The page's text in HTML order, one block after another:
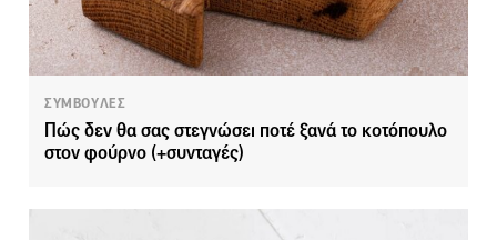
ΣΥΜΒΟΥΛΕΣ
Πώς δεν θα σας στεγνώσει ποτέ ξανά το κοτόπουλο
στον φούρνο (+συνταγές)